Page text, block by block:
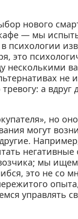
нового
— мы
это
не
а вдруг
но
могут
мы
это не со
управлять